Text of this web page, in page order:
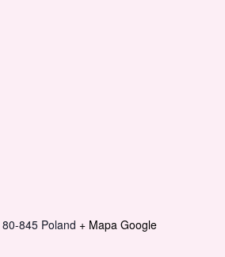
80-845 Poland + Mapa Google